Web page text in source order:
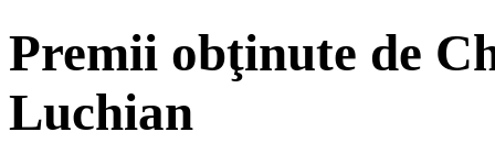
Premii obţinute de
Luchian